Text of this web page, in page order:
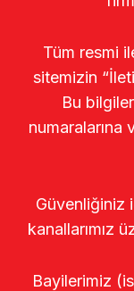
Tüm resmi
sitemizin
Bu
numaralarına
Güvenliğiniz
kanallarımız
Bayilerimiz